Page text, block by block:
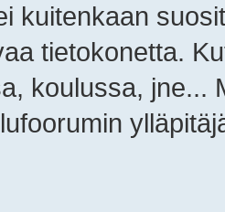
kuitenkaan
tietokonetta.
koulussa, jne...